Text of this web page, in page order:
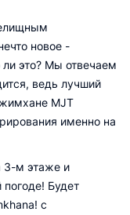
новое -
это? Мы отвечаем
ведь лучший
MJT
именно на
3-м этаже и
Будет
с